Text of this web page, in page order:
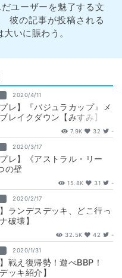
ユーザーを魅了する文
彼の記事が投稿される
いに賑わう。
2020/4/11
プレ】『バジュラカップ』メ
レイクダウン【みすみ】
7.9K 32 -
2020/3/17
プレ】《アストラル・リー
の壁
15.8K 31 -
2020/2/17
】ランデスデッキ、どこ行っ
破壊】
32.5K 42 -
2020/1/31
】戦え復帰勢！遊べBBP！
ッキ紹介】